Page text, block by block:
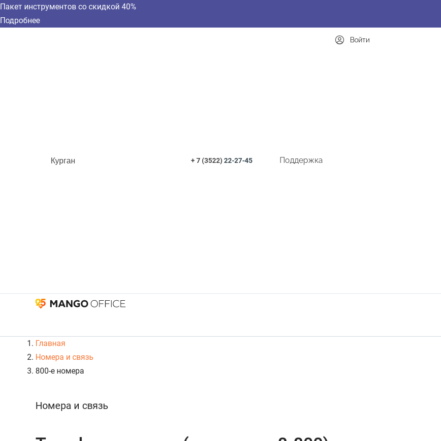
Пакет инструментов со скидкой 40%
Подробнее
Курган + 7 (3522)22-27-45 Поддержка
Войти
Главная
Номера и связь
800-е номера
Номера и связь